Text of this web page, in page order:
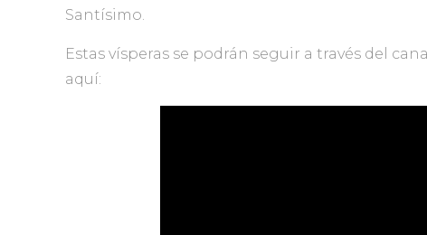
Santísimo.
Estas vísperas se podrán seguir a través del
aquí: